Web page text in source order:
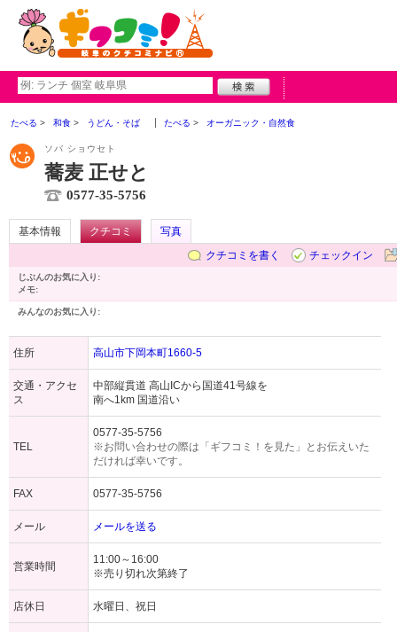
たべる 和食 うどん・そば たべる オーガニック・自然食
ソバ ショウセト
蕎麦 正せと
0577-35-5756
基本情報 クチコミ
写真
クチコミを書く
チェックイン
じぶんのお気に入り:
メモ:
みんなのお気に入り:
住所 高山市下岡本町1660-5
交通・アクセ
ス
中部縦貫道 高山ICから国道41号線を
南へ1km 国道沿い
TEL
0577-35-5756
※お問い合わせの際は「ギフコミ！を見た」とお伝えいた
だければ幸いです。
FAX 0577-35-5756
メール メールを送る
営業時間
11:00～16:00
※売り切れ次第終了
店休日 水曜日、祝日